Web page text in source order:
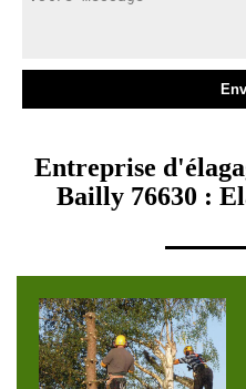
Entreprise
Bailly 76630 :